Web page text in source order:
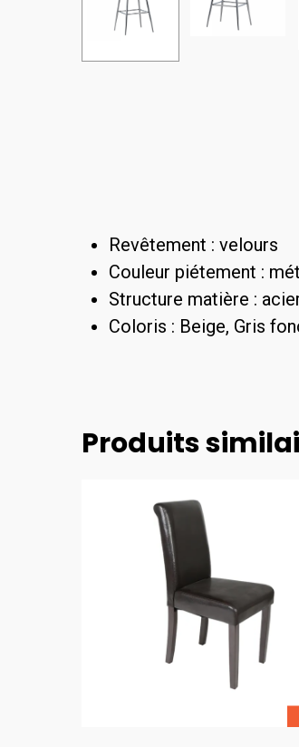
Revêtement : velours
Couleur piétement :
Structure matière :
Coloris : Beige, Gris
Produits